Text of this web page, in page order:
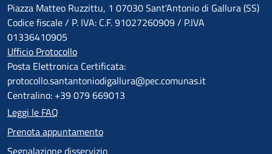
Piazza Matteo Ruzzittu, 1 07030 Sant'Antonio di Gallura (SS)
Codice fiscale / P. IVA: C.F. 91027260909 / P.IVA
01336410905
Ufficio Protocollo
Posta Elettronica Certificata:
protocollo.santantoniodigallura@pec.comunas.it
Centralino: +39 079 669013
Leggi le FAQ
Prenota appuntamento
Segnalazione disservizio